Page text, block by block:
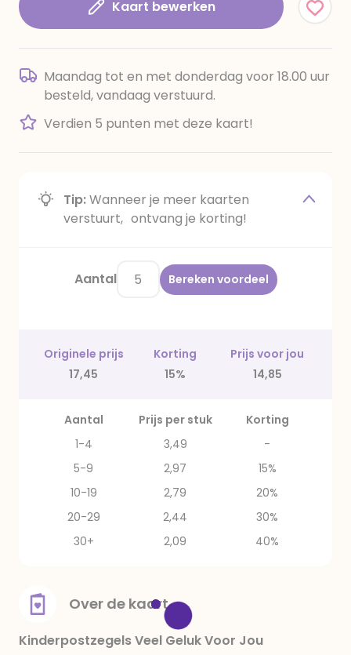
Kaart bewerken
Maandag tot en met donderdag voor 18.00 uur
besteld, vandaag verstuurd.
Verdien 5 punten met deze kaart!
Tip:Wanneer je meer kaarten
verstuurt, ontvang je korting!
Aantal Bereken voordeel
Originele prijs Korting
Prijs voor jou
17,45
15% 14,85
Aantal Prijs per stuk
Korting
1-4
3,49
-
5-9
2,97
15%
10-19
2,79
20%
20-29
2,44
30%
30+
2,09 40%
Over de kaart
Kinderpostzegels Veel Geluk Voor Jou